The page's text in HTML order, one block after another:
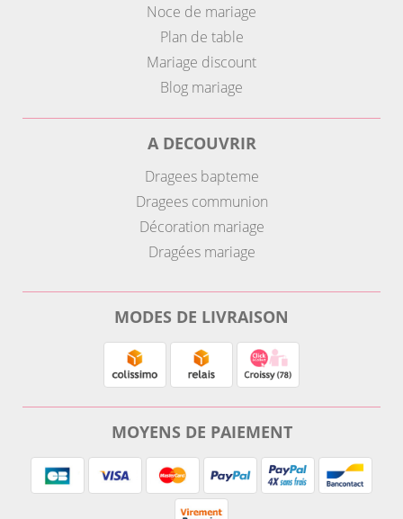
Noce de mariage
Plan de table
Mariage discount
Blog mariage
A DECOUVRIR
Dragees bapteme
Dragees communion
Décoration mariage
Dragées mariage
MODES DE LIVRAISON
MOYENS DE PAIEMENT